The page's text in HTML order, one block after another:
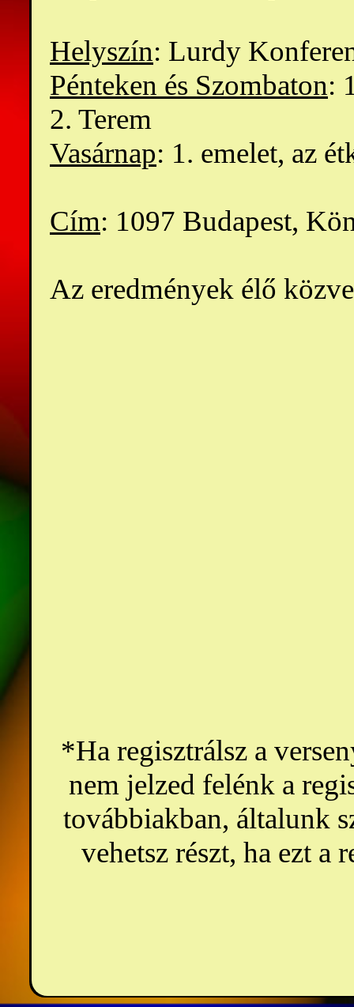
Helyszín: Lurdy
Pénteken és Szombaton:
2. Terem
Vasárnap: 1. emelet, az
Cím: 1097 Budapest,
Az eredmények élő
*Ha regisztrálsz a
nem jelzed felénk a
továbbiakban, általunk
vehetsz részt, ha ezt a